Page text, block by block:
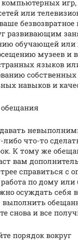
компьютерных игр,
или
развивающим
обучающей или
музеев и
языков
собственных
навыков и
что-то
К тому же
вам
справиться с
по дому или
осуждать себя
выполнить
снова и все
порядок вокруг